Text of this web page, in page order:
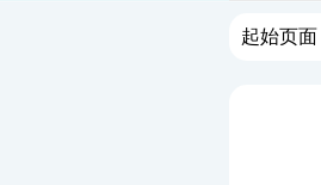
起始页面